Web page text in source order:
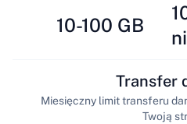
10-100 GB
Transfer
Miesięczny limit transferu
Twoją